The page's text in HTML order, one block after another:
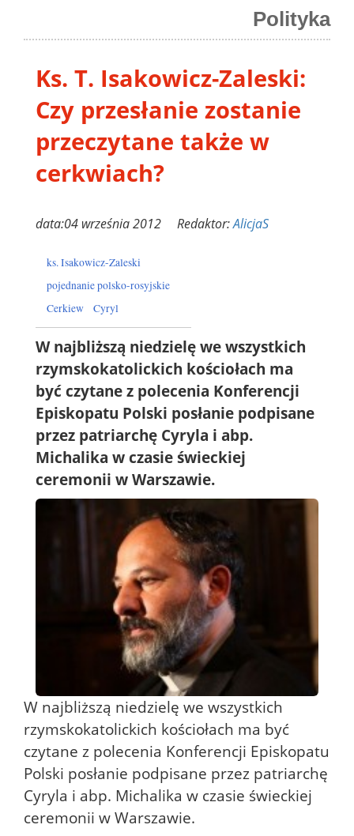
Polityka
Ks. T. Isakowicz-Zaleski:
Czy przesłanie zostanie
przeczytane także w
cerkwiach?
data:04 września 2012 Redaktor:AlicjaS
ks. Isakowicz-Zaleski
pojednanie polsko-rosyjskie
Cerkiew
Cyryl
W najbliższą niedzielę we wszystkich
rzymskokatolickich kościołach ma
być czytane z polecenia Konferencji
Episkopatu Polski posłanie podpisane
przez patriarchę Cyryla i abp.
Michalika w czasie świeckiej
ceremonii w Warszawie.
W najbliższą niedzielę we wszystkich
rzymskokatolickich kościołach ma być
czytane z polecenia Konferencji Episkopatu
Polski posłanie podpisane przez patriarchę
Cyryla i abp. Michalika w czasie świeckiej
ceremonii w Warszawie.